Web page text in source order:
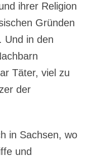
ihrer Religion
Gründen
Und in den
Täter, viel zu
der
in Sachsen, wo
und